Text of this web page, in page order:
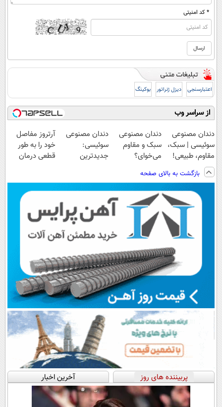
* کد امنیتی
اعتبارسنجی دیزل ژنراتور بوکینگ
از سراسر وب
دندان مصنوعی
سوئیسی | سبک،
مقاوم، طبیعی!
ویزیت
رایگان+پرداخت
اقساطی😍
دندان مصنوعی
سبک و مقاوم
می‌خوای؟
هم داریم!😍 |
📍تهران
دندان مصنوعی
سوئیسی:
جدیدترین
پرداخت قسطی
آرتروز مفاصل
خود را به طور
قطعی درمان
بازگشت به بالای صفحه
پربیننده های روز آخرین اخبار